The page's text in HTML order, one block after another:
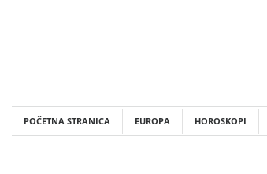
POČETNA STRANICA EUROPA HOROSKOPI